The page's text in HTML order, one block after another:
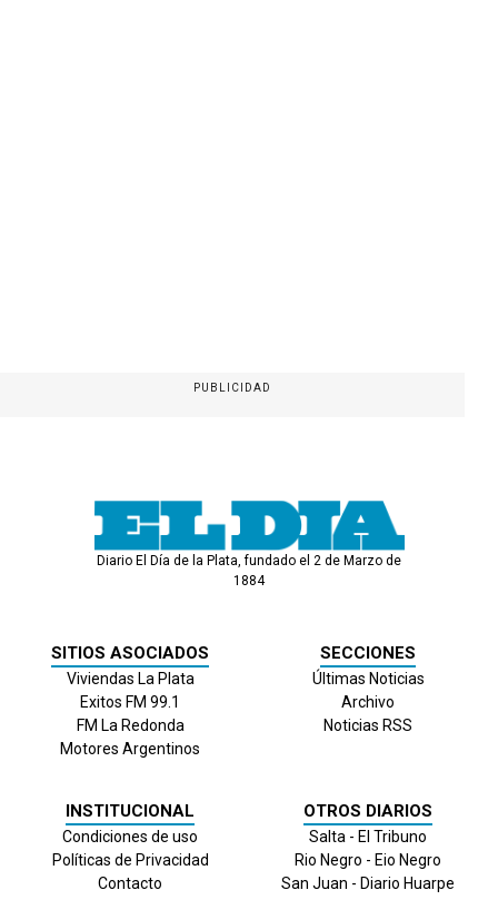
PUBLICIDAD
Diario El Día de la Plata, fundado el 2 de Marzo de
1884
SITIOS ASOCIADOS
Viviendas La Plata
Exitos FM 99.1
FM La Redonda
Motores Argentinos
SECCIONES
Últimas Noticias
Archivo
Noticias RSS
INSTITUCIONAL
Condiciones de uso
Políticas de Privacidad
Contacto
OTROS DIARIOS
Salta - El Tribuno
Rio Negro - Eio Negro
San Juan - Diario Huarpe